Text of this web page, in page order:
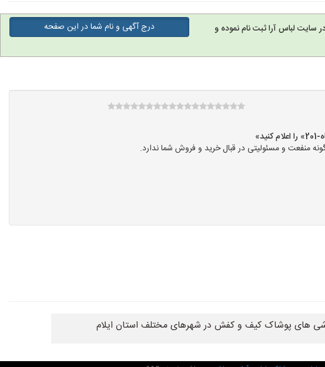
سایت لباس آرا ثبت نام نموده و
درج آگهی و نام شما در این صفحه
منفعت و مسئولیتی در قبال خرید و فروش شما ندارد.
های پوشاک کیف و کفش در شهرهای مختلف استان ایلام